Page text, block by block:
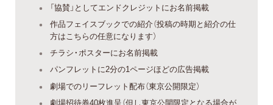
「協賛」としてエンドクレジットにお名前掲載
作品フェイスブックでの紹介（投稿の時期と紹介の仕
方はこちらの任意になります）
チラシ・ポスターにお名前掲載
パンフレットに2分の1ページほどの広告掲載
劇場でのリーフレット配布（東京公開限定）
劇場招待券40枚進呈（但し東京公開限定となる場合が